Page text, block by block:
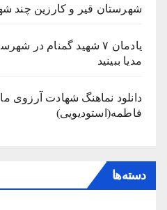
شهرستان قیر و کارزین چند
یادمان ۷ شهید گمنام در
مدیا ببینید
دانلود نماهنگ شهادت آرزوی
فاطمه(استودیویی)
دسته‌ها